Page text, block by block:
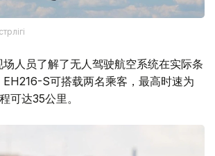
人员了解了无人驾驶航空系统在实际条
S可搭载两名乘客，最高时速为
可达35公里。